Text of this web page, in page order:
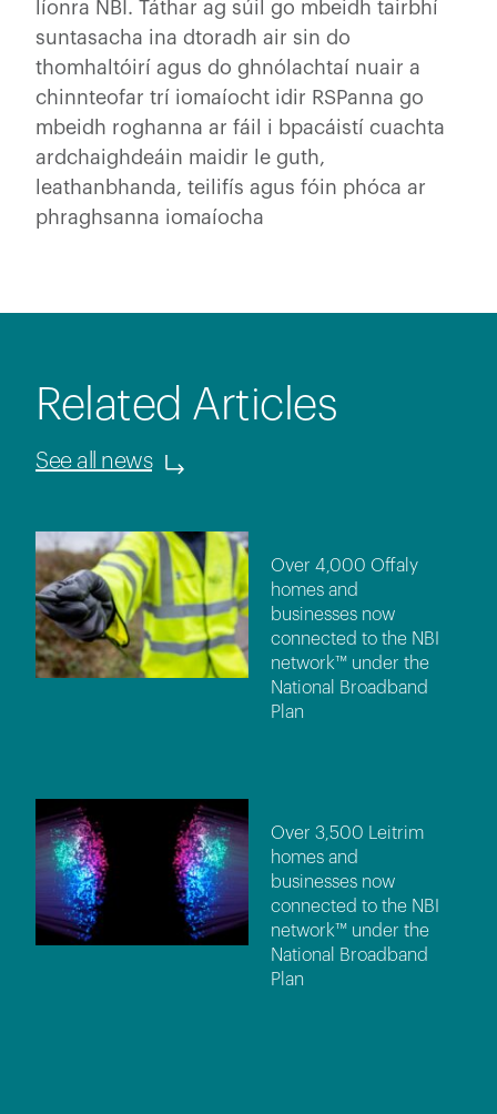
líonra NBI. Táthar ag súil go mbeidh tairbhí
suntasacha ina dtoradh air sin do
thomhaltóirí agus do ghnólachtaí nuair a
chinnteofar trí iomaíocht idir RSPanna go
mbeidh roghanna ar fáil i bpacáistí cuachta
ardchaighdeáin maidir le guth,
leathanbhanda, teilifís agus fóin phóca ar
phraghsanna iomaíocha
Related Articles
See all news
Over 4,000 Offaly
homes and
businesses now
connected to the NBI
network™ under the
National Broadband
Plan
Over 3,500 Leitrim
homes and
businesses now
connected to the NBI
network™ under the
National Broadband
Plan